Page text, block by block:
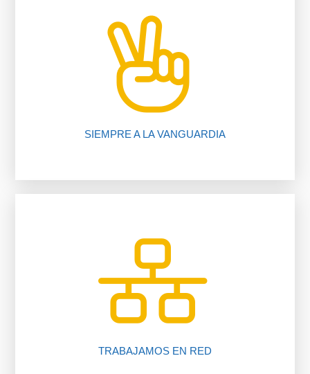
SIEMPRE A LA VANGUARDIA
Te ahorramos tiempo y dinero gracias a
nuestros procedimientos, compruébalo.
TRABAJAMOS EN RED
Más de 225 oficinas y más de 2050 asesores
trabajando para ti gracias a nuestro software
inmobiliario.